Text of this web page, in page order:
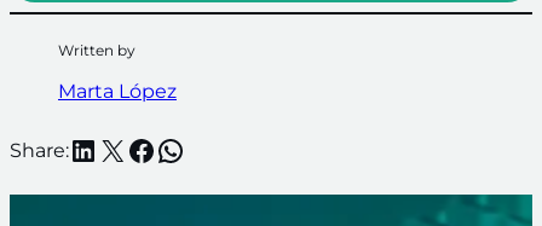
Written by
Marta López
Share:LinkedIn
X Facebook
WhatsApp